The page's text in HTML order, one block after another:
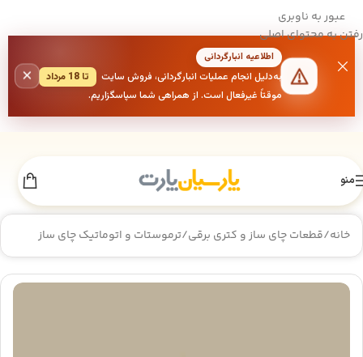
عبور به ناوبری
رفتن به محتوای اصلی
اطلاعیه انبارگردانی
به‌دلیل انجام عملیات انبارگردانی، فروش سایت
تا 18 مرداد
موقتاً غیرفعال است. از همراهی شما سپاسگزاریم.
×
منو
خانه/قطعات چای ساز و کتری برقی/ترموستات و اتوماتیک چای ساز